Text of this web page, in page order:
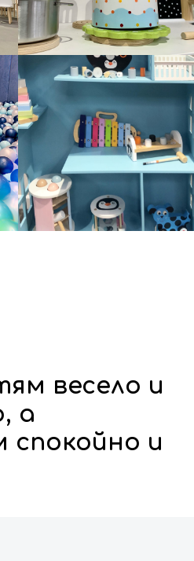
весело и
а
спокойно и